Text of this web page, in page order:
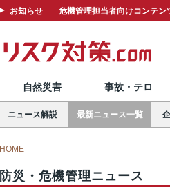
お知らせ 危機管理担当者向けコンテ
自然災害 事故・テロ
ニュース解説 最新ニュース一覧
HOME
防災・危機管理ニュース